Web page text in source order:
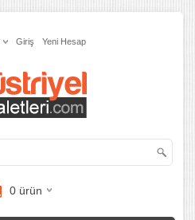
Giriş Yeni Hesap
0ürün